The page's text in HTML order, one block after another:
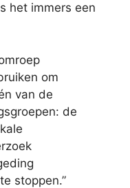
het immers een
om
van de
de
stoppen.”